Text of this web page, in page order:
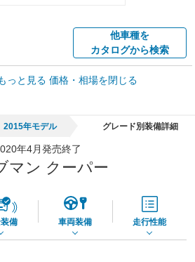
他車種を
カタログから検索
車買取相場
っと見る 価格・相場を閉じる
2015年モデル グレード別装備詳細
年4月発売終了
マン クーパー
備 車両装備 走行性能